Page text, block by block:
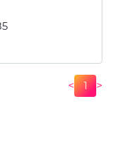
< 1 >